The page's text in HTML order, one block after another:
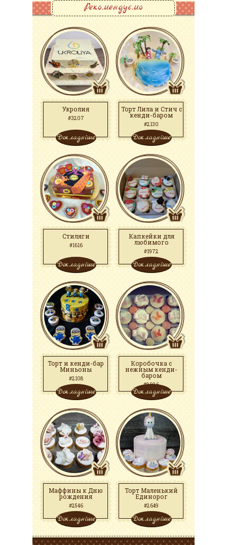
Рекомендуємо
Укролия
#3207
Докладніше
Торт Лила и Стич с
кенди-баром
#2130
Докладніше
Стиляги
#1616
Докладніше
Капкейки для
любимого
#1972
Докладніше
Торт и кенди-бар
Миньоны
#2108
Докладніше
Коробочка с
нежным кенди-
баром
#2026
Докладніше
Маффины к Дню
рождения
#2546
Докладніше
Торт Маленький
Единорог
#2649
Докладніше